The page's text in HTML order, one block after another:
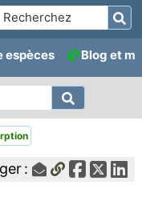
espèces Blog et
: